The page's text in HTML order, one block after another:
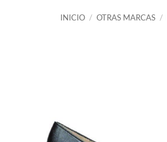
INICIO / OTRAS MARCAS /